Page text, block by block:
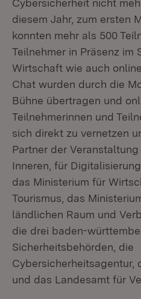
Cybersicherheit nicht
diesem Jahr, zum ersten
konnten mehr als 500
Teilnehmer in Präsenz im
Wirtschaft wie auch
Chat wurden durch die
Bühne übertragen und
Teilnehmerinnen und
sich direkt zu vernetzen
Partner der
Inneren, für
das Ministerium für
Tourismus, das
ländlichen Raum und
die drei baden-
Sicherheitsbehörden, die
Cybersicherheitsagentur,
und das Landesamt für